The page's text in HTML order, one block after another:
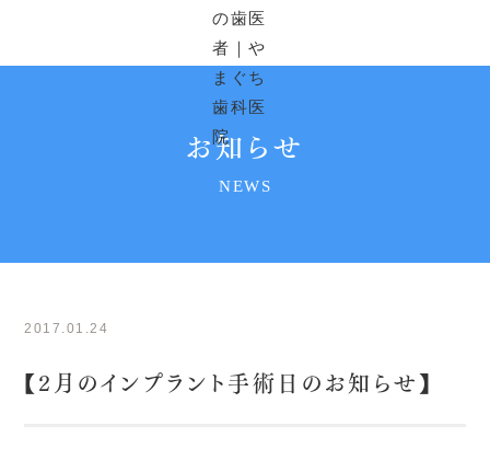
お知らせ
NEWS
2017.01.24
【2月のインプラント手術日のお知らせ】